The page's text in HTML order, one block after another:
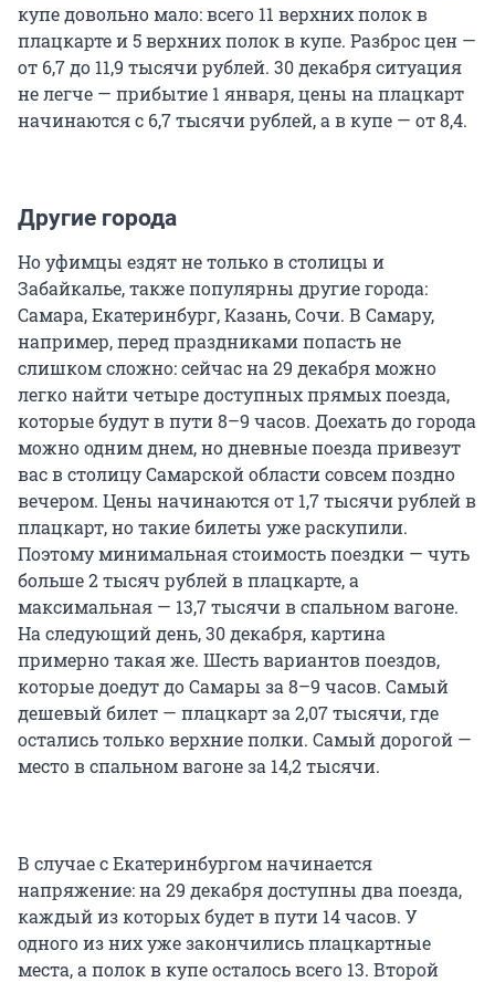
купе довольно мало: всего 11 верхних полок в
плацкарте и 5 верхних полок в купе. Разброс цен —
от 6,7 до 11,9 тысячи рублей. 30 декабря ситуация
не легче — прибытие 1 января, цены на плацкарт
начинаются с 6,7 тысячи рублей, а в купе — от 8,4.
Другие города
Но уфимцы ездят не только в столицы и
Забайкалье, также популярны другие города:
Самара, Екатеринбург, Казань, Сочи. В Самару,
например, перед праздниками попасть не
слишком сложно: сейчас на 29 декабря можно
легко найти четыре доступных прямых поезда,
которые будут в пути 8–9 часов. Доехать до города
можно одним днем, но дневные поезда привезут
вас в столицу Самарской области совсем поздно
вечером. Цены начинаются от 1,7 тысячи рублей в
плацкарт, но такие билеты уже раскупили.
Поэтому минимальная стоимость поездки — чуть
больше 2 тысяч рублей в плацкарте, а
максимальная — 13,7 тысячи в спальном вагоне.
На следующий день, 30 декабря, картина
примерно такая же. Шесть вариантов поездов,
которые доедут до Самары за 8–9 часов. Самый
дешевый билет — плацкарт за 2,07 тысячи, где
остались только верхние полки. Самый дорогой —
место в спальном вагоне за 14,2 тысячи.
В случае с Екатеринбургом начинается
напряжение: на 29 декабря доступны два поезда,
каждый из которых будет в пути 14 часов. У
одного из них уже закончились плацкартные
места, а полок в купе осталось всего 13. Второй